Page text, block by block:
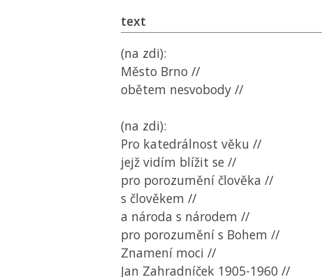
text
(na zdi):
Město Brno //
obětem nesvobody //
(na zdi):
Pro katedrálnost věku //
jejž vidím blížit se //
pro porozumění člověka //
s člověkem //
a národa s národem //
pro porozumění s Bohem //
Znamení moci //
Jan Zahradníček 1905-1960 //